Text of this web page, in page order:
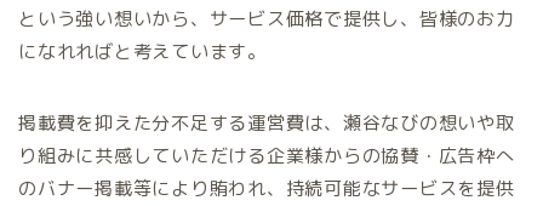
という強い想いから、サービス価格で提供し、皆様のお力
になれればと考えています。
掲載費を抑えた分不足する運営費は、瀬谷なびの想いや取
り組みに共感していただける企業様からの協賛・広告枠へ
のバナー掲載等により賄われ、持続可能なサービスを提供